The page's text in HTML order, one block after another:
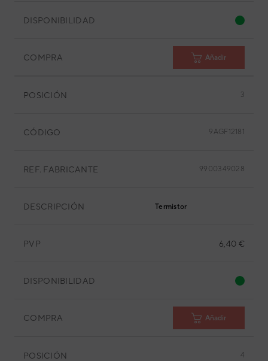
DISPONIBILIDAD
COMPRA Añadir
POSICIÓN 3
CÓDIGO 9AGF12181
REF. FABRICANTE 9900349028
DESCRIPCIÓN Termistor
PVP 6,40 €
DISPONIBILIDAD
COMPRA Añadir
POSICIÓN 4